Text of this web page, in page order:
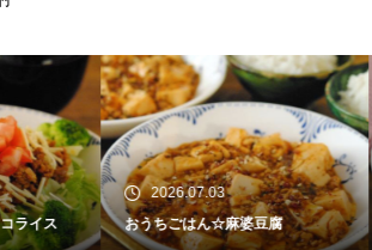
腐
2026.06.25
ひとりお家ごはん☆豚丼